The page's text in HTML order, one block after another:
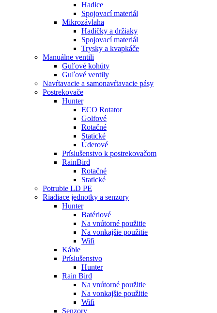
Hadice
Spojovací materiál
Mikrozávlaha
Hadičky a držiaky
Spojovací materiál
Trysky a kvapkáče
Manuálne ventili
Guľové kohúty
Guľové ventily
Navŕtavacie a samonavŕtavacie pásy
Postrekovače
Hunter
ECO Rotator
Golfové
Rotačné
Statické
Úderové
Príslušenstvo k postrekovačom
RainBird
Rotačné
Statické
Potrubie LD PE
Riadiace jednotky a senzory
Hunter
Batériové
Na vnútorné použitie
Na vonkajšie použitie
Wifi
Káble
Príslušenstvo
Hunter
Rain Bird
Na vnútorné použitie
Na vonkajšie použitie
Wifi
Senzory